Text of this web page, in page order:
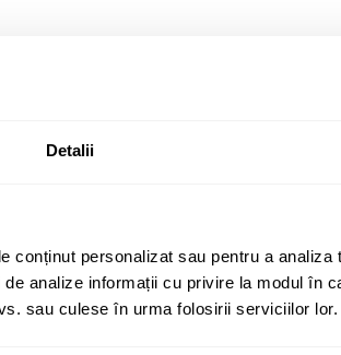
Detalii
conținut personalizat sau pentru a analiza
analize informații cu privire la modul în
sau culese în urma folosirii serviciilor lor.